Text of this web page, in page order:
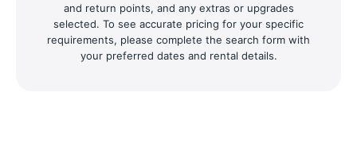
and return points, and any extras or upgrades
selected. To see accurate pricing for your specific
requirements, please complete the search form with
your preferred dates and rental details.